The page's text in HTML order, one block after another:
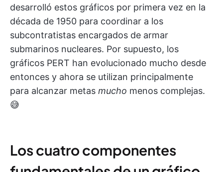
desarrolló estos gráficos por primera vez en la
década de 1950 para coordinar a los
subcontratistas encargados de armar
submarinos nucleares. Por supuesto, los
gráficos PERT han evolucionado mucho desde
entonces y ahora se utilizan principalmente
para alcanzar metas mucho menos complejas.
😅
Los cuatro componentes